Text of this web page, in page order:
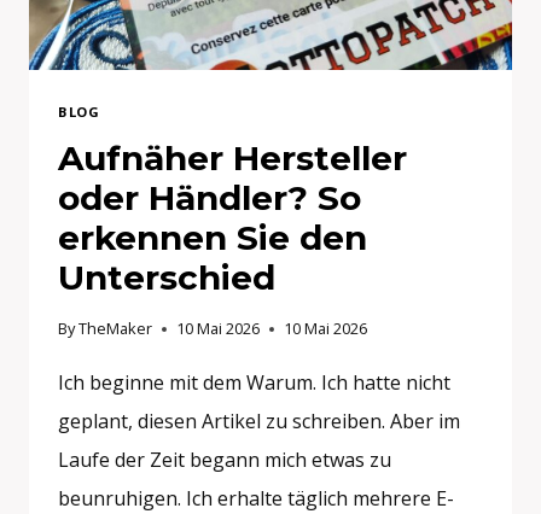
BLOG
Aufnäher Hersteller
oder Händler? So
erkennen Sie den
Unterschied
ByTheMaker 10 Mai 2026 10 Mai 2026
Ich beginne mit dem Warum. Ich hatte nicht
geplant, diesen Artikel zu schreiben. Aber im
Laufe der Zeit begann mich etwas zu
beunruhigen. Ich erhalte täglich mehrere E-